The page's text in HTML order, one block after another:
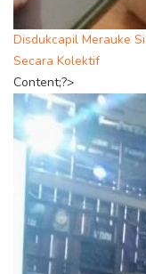
Disdukcapil Merauke
Secara Kolektif
Content;?>